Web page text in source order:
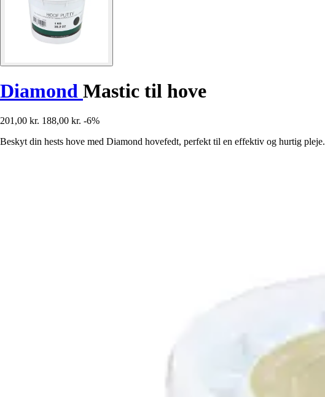
Diamond Mastic til hove
201,00 kr. 188,00 kr. -6%
Beskyt din hests hove med Diamond hovefedt, perfekt til en effektiv og hurtig pleje.